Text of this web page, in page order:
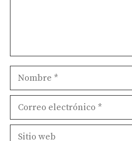
Nombre
Correo
Sitio